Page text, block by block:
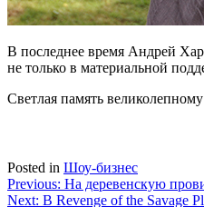
В последнее время Андрей
не только в материальной
Светлая память великолепному
Posted in Шоу-бизнес
Навигация
Previous: На деревенскую
Next: В Revenge of the Savage